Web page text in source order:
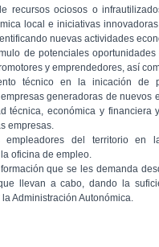
recursos ociosos o
local e iniciativas
nuevas actividades
de potenciales
y emprendedores, así
técnico en la inicación de
generadoras de nuevos
técnica, económica y financiera
empresas.
del territorio en
oficina de empleo.
que se les demanda
llevan a cabo, dando la
Administración Autonómica.